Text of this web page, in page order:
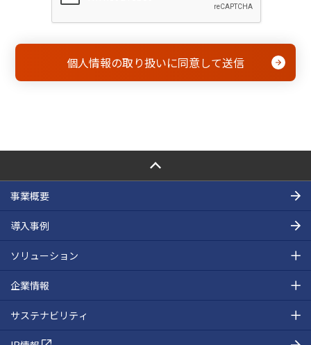
PAGE TOP
事業概要
導入事例
ソリューション
企業情報
サステナビリティ